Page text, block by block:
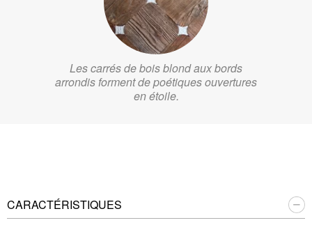
Les carrés de bois blond aux bords
arrondis forment de poétiques ouvertures
en étoile.
CARACTÉRISTIQUES